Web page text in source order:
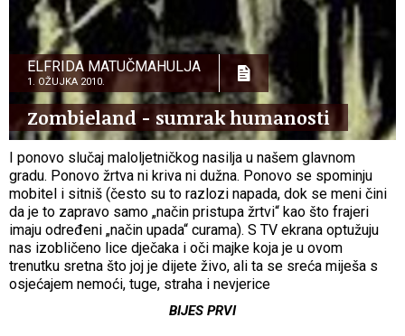
ELFRIDA MATUČMAHULJA
1. OŽUJKA 2010.
Zombieland - sumrak humanosti
I ponovo slučaj maloljetničkog nasilja u našem glavnom
gradu. Ponovo žrtva ni kriva ni dužna. Ponovo se spominju
mobitel i sitniš (često su to razlozi napada, dok se meni čini
da je to zapravo samo „način pristupa žrtvi“ kao što frajeri
imaju određeni „način upada“ curama). S TV ekrana optužuju
nas izobličeno lice dječaka i oči majke koja je u ovom
trenutku sretna što joj je dijete živo, ali ta se sreća miješa s
osjećajem nemoći, tuge, straha i nevjerice
BIJES PRVI